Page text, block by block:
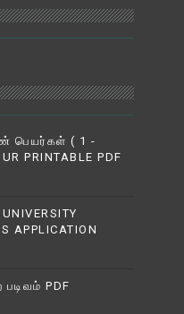
பெயர்கள் ( 1 -
PRINTABLE PDF
APPLICATION
PDF